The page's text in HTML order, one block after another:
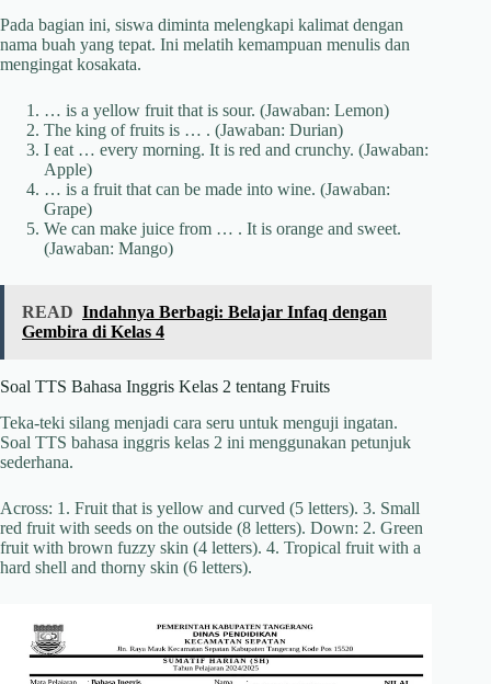
Pada bagian ini, siswa diminta melengkapi kalimat dengan
nama buah yang tepat. Ini melatih kemampuan menulis dan
mengingat kosakata.
… is a yellow fruit that is sour. (Jawaban: Lemon)
The king of fruits is … . (Jawaban: Durian)
I eat … every morning. It is red and crunchy. (Jawaban:
Apple)
… is a fruit that can be made into wine. (Jawaban:
Grape)
We can make juice from … . It is orange and sweet.
(Jawaban: Mango)
READ Indahnya Berbagi: Belajar Infaq dengan
Gembira di Kelas 4
Soal TTS Bahasa Inggris Kelas 2 tentang Fruits
Teka-teki silang menjadi cara seru untuk menguji ingatan.
Soal TTS bahasa inggris kelas 2 ini menggunakan petunjuk
sederhana.
Across: 1. Fruit that is yellow and curved (5 letters). 3. Small
red fruit with seeds on the outside (8 letters). Down: 2. Green
fruit with brown fuzzy skin (4 letters). 4. Tropical fruit with a
hard shell and thorny skin (6 letters).